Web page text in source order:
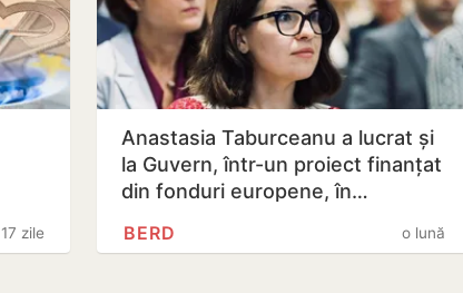
17 zile
Anastasia Taburceanu a lucrat și
la Guvern, într-un proiect finanțat
din fonduri europene, în…
o lună
BERD